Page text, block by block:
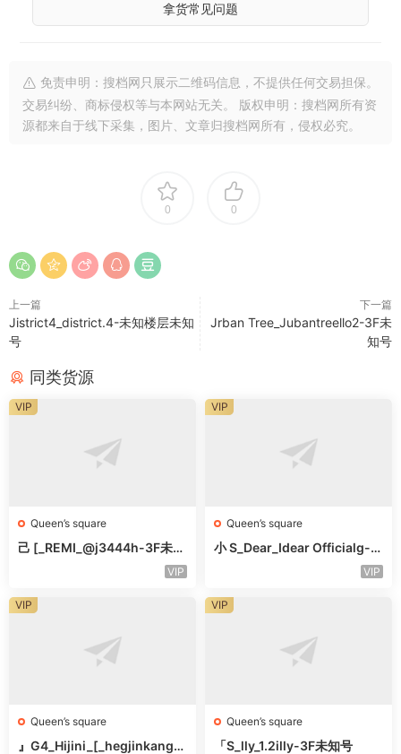
拿货常见问题
免责申明：搜档网只展示二维码信息，不提供任何交易担保。
交易纠纷、商标侵权等与本网站无关。 版权申明：搜档网所有资
源都来自于线下采集，图片、文章归搜档网所有，侵权必究。
0 0
上一篇
Jistrict4_district.4-未知楼层未知
号
下一篇
Jrban Tree_Jubantreello2-3F未
知号
同类货源
Queen’s square
己 [_REMI_@j3444h-3F未知
VIP
VIP
Queen’s square
小 S_Dear_Idear Officialg-3
VIP
VIP
Queen’s square
』G4_Hijini_[_hegjinkang-
VIP
Queen’s square
「S_lly_1.2illy-3F未知号
VIP